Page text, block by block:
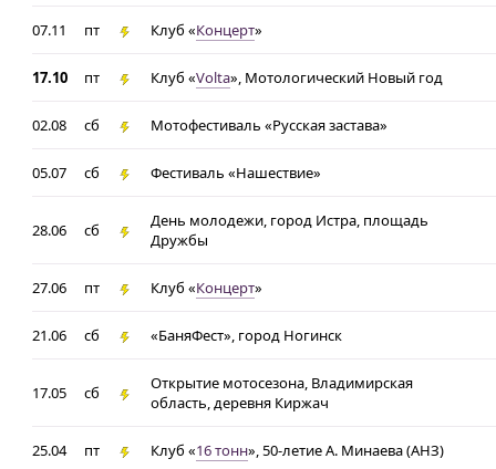
07.11 пт Клуб «Концерт»
17.10 пт Клуб «Volta», Мотологический Новый год
02.08 сб Мотофестиваль «Русская застава»
05.07 сб Фестиваль «Нашествие»
28.06 сб
День молодежи, город Истра, площадь
Дружбы
27.06 пт Клуб «Концерт»
21.06 сб «БаняФест», город Ногинск
17.05 сб
Открытие мотосезона, Владимирская
область, деревня Киржач
25.04 пт Клуб «16 тонн», 50-летие А. Минаева (АНЗ)